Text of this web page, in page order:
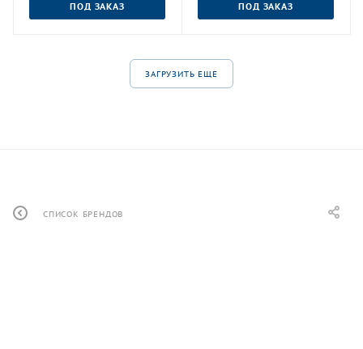
ПОД ЗАКАЗ ПОД ЗАКАЗ
ЗАГРУЗИТЬ ЕЩЕ
СПИСОК БРЕНДОВ